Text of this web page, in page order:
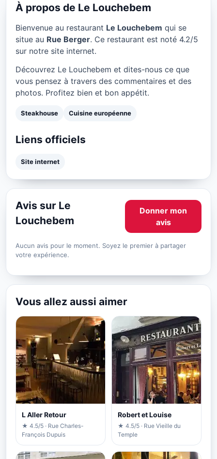
★ 4.2/5
À propos de Le Louchebem
Bienvenue au restaurant Le Louchebem qui se
situe au Rue Berger. Ce restaurant est noté 4.2/5
sur notre site internet.
Découvrez Le Louchebem et dites-nous ce que
vous pensez à travers des commentaires et des
photos. Profitez bien et bon appétit.
Steakhouse Cuisine européenne
Liens officiels
Site internet
Avis sur Le
Louchebem
Donner mon
avis
Aucun avis pour le moment. Soyez le premier à partager
votre expérience.
Vous allez aussi aimer
L Aller Retour
★ 4.5/5 · Rue Charles-
François Dupuis
Robert et Louise
★ 4.5/5 · Rue Vieille du
Temple